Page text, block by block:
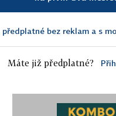
předplatné bez reklam a s
Máte již předplatné?